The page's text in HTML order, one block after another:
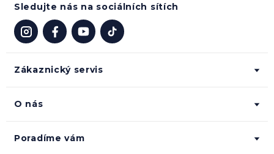
Zákaznický servis
O nás
Poradíme vám
Sledujte nás na sociálních sítích